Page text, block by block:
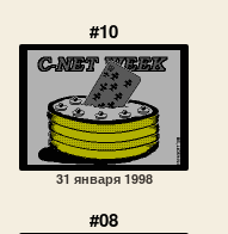
#10
31 января 1998
#08